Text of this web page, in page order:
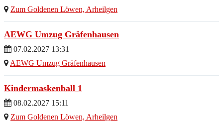
Zum Goldenen Löwen, Arheilgen
AEWG Umzug Gräfenhausen
07.02.2027 13:31
AEWG Umzug Gräfenhausen
Kindermaskenball 1
08.02.2027 15:11
Zum Goldenen Löwen, Arheilgen